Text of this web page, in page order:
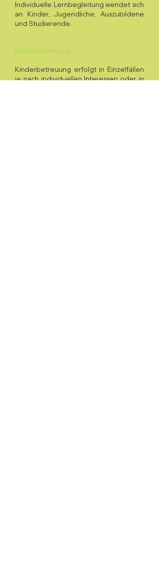
Individuelle Lernbegleitung wendet sich
an Kinder, Jugendliche, Auszubildene
und Studierende.
Kinderbetreuung
Kinderbetreuung erfolgt in Einzelfällen
je nach individuellen Interessen oder in